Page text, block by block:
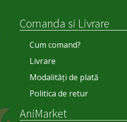
Comanda si Livrare
Cum comand?
Livrare
Modalități de plată
Politica de retur
AniMarket